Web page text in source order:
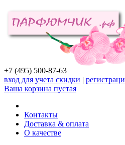
+7 (495) 500-87-63
вход для учета скидки |
Ваша корзина пустая
Контакты
Доставка & оплата
О качестве